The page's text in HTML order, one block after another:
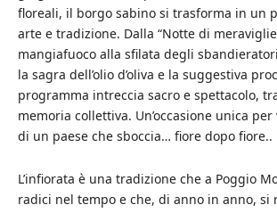
floreali, il borgo sabino si trasforma in un
arte e tradizione. Dalla “Notte di
mangiafuoco alla sfilata degli
la sagra dell’olio d’oliva e la suggestiva
programma intreccia sacro e spettacolo,
memoria collettiva. Un’occasione unica
di un paese che sboccia… fiore dopo fiore..
L’infiorata è una tradizione che a Poggio
radici nel tempo e che, di anno in anno, si